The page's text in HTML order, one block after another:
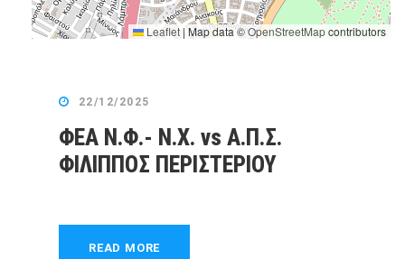
Leaflet | Map data ©OpenStreetMapcontributors
22/12/2025
ΦΕΑ Ν.Φ.- Ν.Χ. vs Α.Π.Σ.
ΦΙΛΙΠΠΟΣ ΠΕΡΙΣΤΕΡΙΟΥ
READ MORE